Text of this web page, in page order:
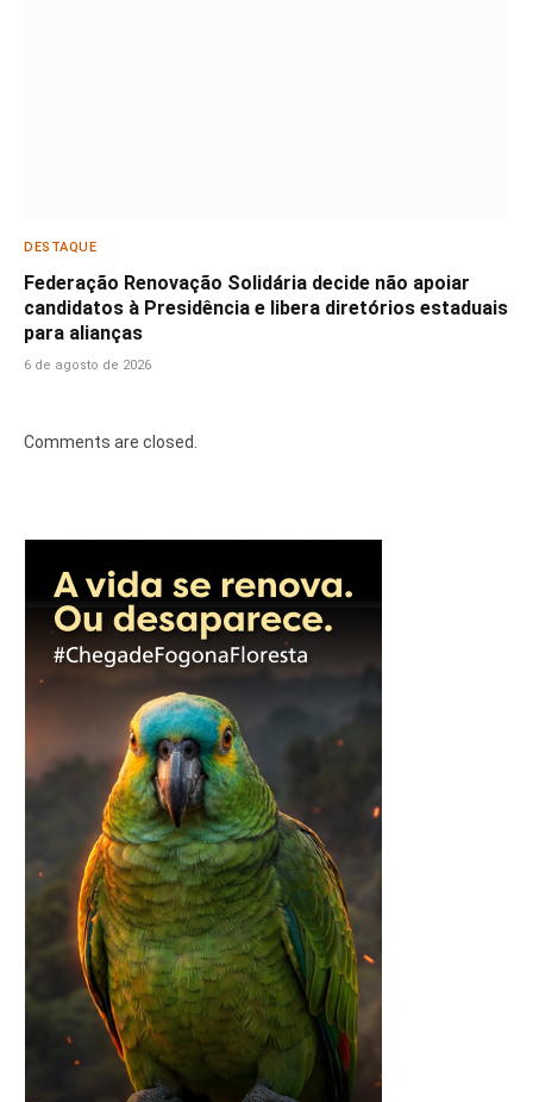
DESTAQUE
Federação Renovação Solidária decide não apoiar
candidatos à Presidência e libera diretórios estaduais
para alianças
6 de agosto de 2026
Comments are closed.